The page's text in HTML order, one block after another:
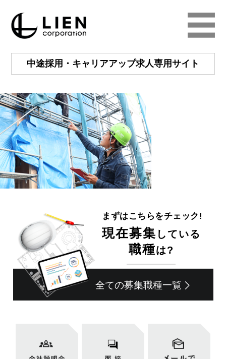
中途採用・キャリアアップ求人専用サイト
まずはこちらをチェック!
現在募集 している
職種は?
全ての募集職種一覧